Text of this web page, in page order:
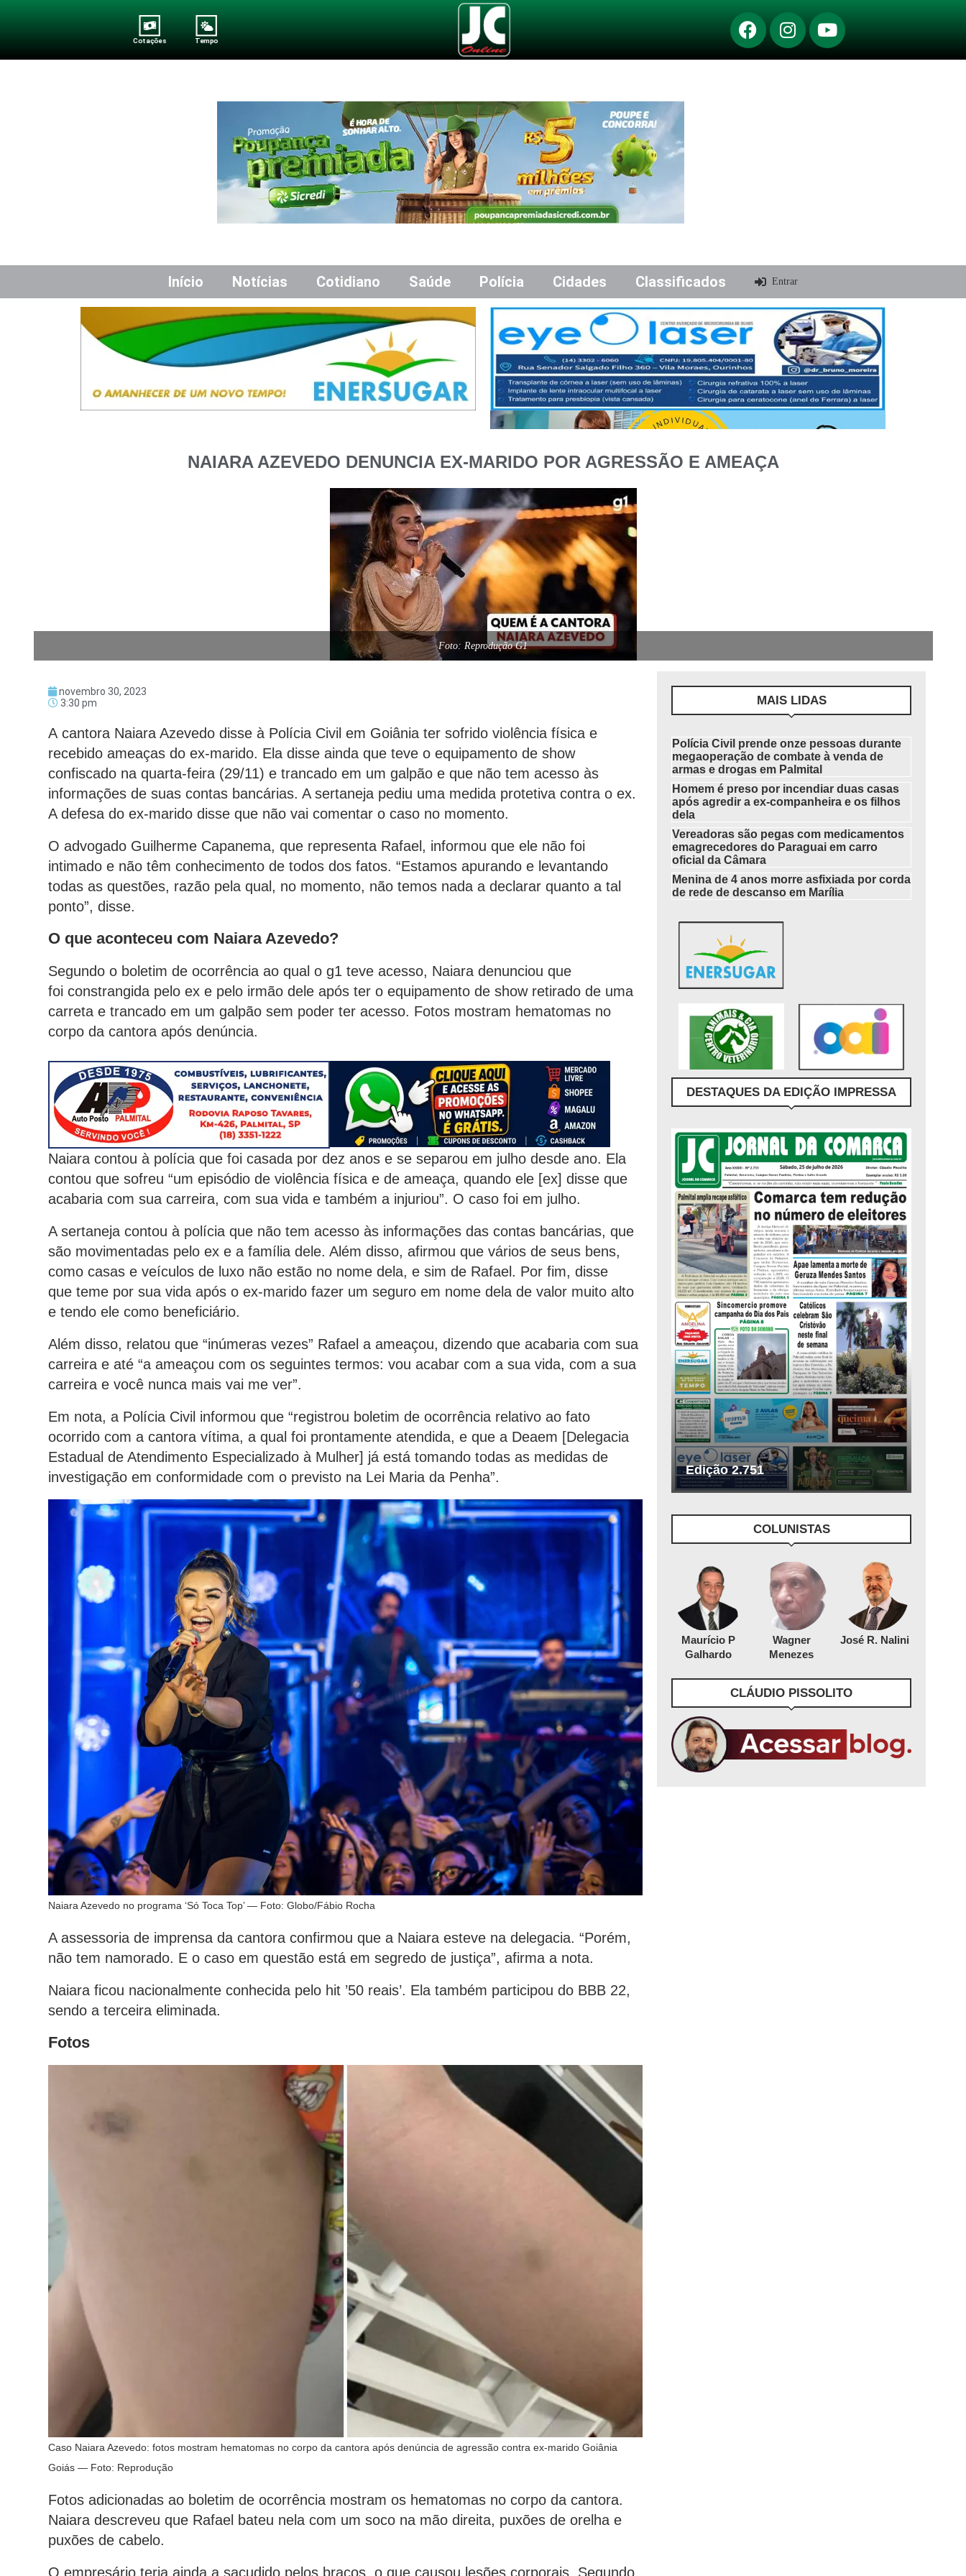
Cotações Tempo
Início Notícias Cotidiano Saúde Polícia Cidades Classificados Entrar
NAIARA AZEVEDO DENUNCIA EX-MARIDO POR AGRESSÃO E AMEAÇA
Foto: Reprodução G1
novembro 30, 2023
3:30 pm
A cantora Naiara Azevedo disse à Polícia Civil em Goiânia ter sofrido violência física e
recebido ameaças do ex-marido. Ela disse ainda que teve o equipamento de show
confiscado na quarta-feira (29/11) e trancado em um galpão e que não tem acesso às
informações de suas contas bancárias. A sertaneja pediu uma medida protetiva contra o ex.
A defesa do ex-marido disse que não vai comentar o caso no momento.
O advogado Guilherme Capanema, que representa Rafael, informou que ele não foi
intimado e não têm conhecimento de todos dos fatos. “Estamos apurando e levantando
todas as questões, razão pela qual, no momento, não temos nada a declarar quanto a tal
ponto”, disse.
O que aconteceu com Naiara Azevedo?
Segundo o boletim de ocorrência ao qual o g1 teve acesso, Naiara denunciou que
foi constrangida pelo ex e pelo irmão dele após ter o equipamento de show retirado de uma
carreta e trancado em um galpão sem poder ter acesso. Fotos mostram hematomas no
corpo da cantora após denúncia.
Naiara contou à polícia que foi casada por dez anos e se separou em julho desde ano. Ela
contou que sofreu “um episódio de violência física e de ameaça, quando ele [ex] disse que
acabaria com sua carreira, com sua vida e também a injuriou”. O caso foi em julho.
A sertaneja contou à polícia que não tem acesso às informações das contas bancárias, que
são movimentadas pelo ex e a família dele. Além disso, afirmou que vários de seus bens,
como casas e veículos de luxo não estão no nome dela, e sim de Rafael. Por fim, disse
que teme por sua vida após o ex-marido fazer um seguro em nome dela de valor muito alto
e tendo ele como beneficiário.
Além disso, relatou que “inúmeras vezes” Rafael a ameaçou, dizendo que acabaria com sua
carreira e até “a ameaçou com os seguintes termos: vou acabar com a sua vida, com a sua
carreira e você nunca mais vai me ver”.
Em nota, a Polícia Civil informou que “registrou boletim de ocorrência relativo ao fato
ocorrido com a cantora vítima, a qual foi prontamente atendida, e que a Deaem [Delegacia
Estadual de Atendimento Especializado à Mulher] já está tomando todas as medidas de
investigação em conformidade com o previsto na Lei Maria da Penha”.
Naiara Azevedo no programa ‘Só Toca Top’ — Foto: Globo/Fábio Rocha
A assessoria de imprensa da cantora confirmou que a Naiara esteve na delegacia. “Porém,
não tem namorado. E o caso em questão está em segredo de justiça”, afirma a nota.
Naiara ficou nacionalmente conhecida pelo hit ’50 reais’. Ela também participou do BBB 22,
sendo a terceira eliminada.
Fotos
Caso Naiara Azevedo: fotos mostram hematomas no corpo da cantora após denúncia de agressão contra ex-marido Goiânia
Goiás — Foto: Reprodução
Fotos adicionadas ao boletim de ocorrência mostram os hematomas no corpo da cantora.
Naiara descreveu que Rafael bateu nela com um soco na mão direita, puxões de orelha e
puxões de cabelo.
O empresário teria ainda a sacudido pelos braços, o que causou lesões corporais. Segundo
MAIS LIDAS
Polícia Civil prende onze pessoas durante
megaoperação de combate à venda de
armas e drogas em Palmital
Homem é preso por incendiar duas casas
após agredir a ex-companheira e os filhos
dela
Vereadoras são pegas com medicamentos
emagrecedores do Paraguai em carro
oficial da Câmara
Menina de 4 anos morre asfixiada por corda
de rede de descanso em Marília
DESTAQUES DA EDIÇÃO IMPRESSA
Edição 2.751
COLUNISTAS
Maurício P
Galhardo
Wagner
Menezes
José R. Nalini
CLÁUDIO PISSOLITO